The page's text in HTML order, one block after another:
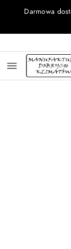
Przejdź do
Przejdź do
Przejdź do
Przejdź do
Przejdź do
Przejdź do
Darmowa